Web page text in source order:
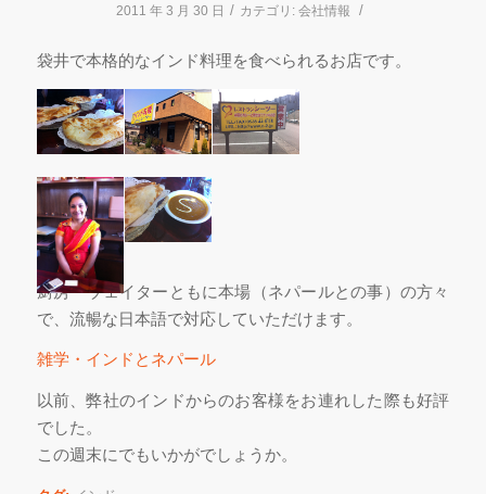
2011 年 3 月 30 日 / カテゴリ:会社情報 /
袋井で本格的なインド料理を食べられるお店です。
厨房・ウェイターともに本場（ネパールとの事）の方々
で、流暢な日本語で対応していただけます。
雑学・インドとネパール
以前、弊社のインドからのお客様をお連れした際も好評
でした。
この週末にでもいかがでしょうか。